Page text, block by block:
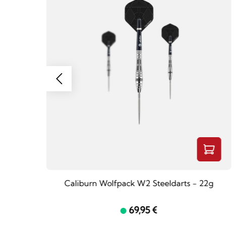
Caliburn Wolfpack W2 Steeldarts - 22g
69,95 €